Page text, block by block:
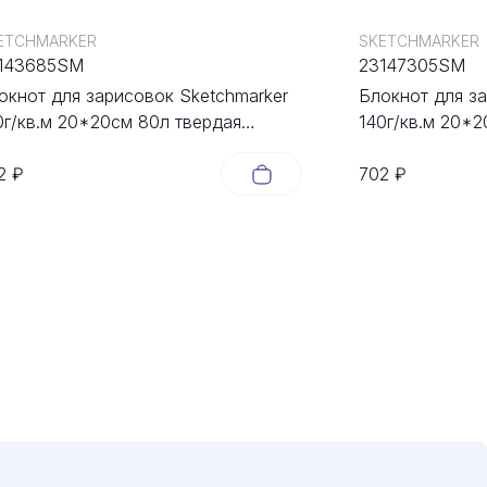
₽
для зарисовок Sketchmarker
кв.м 20*20cм 80л твердая
702 ₽
Блокнот для
140г/кв.м
SKETCHMARKER
23147305SM